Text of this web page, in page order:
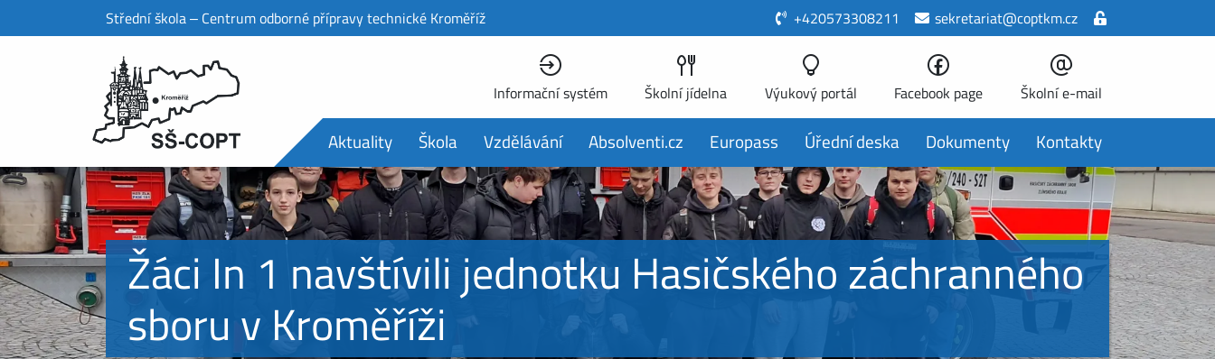
Střední škola ‒ Centrum odborné přípravy technické Kroměříž +420573308211 sekretariat@coptkm.cz
Informační systém Školní jídelna Výukový portál Facebook page Školní e-mail
Aktuality Škola Vzdělávání Absolventi.cz Europass Úřední deska Dokumenty Kontakty
Žáci In 1 navštívili jednotku Hasičského záchranného
sboru v Kroměříži